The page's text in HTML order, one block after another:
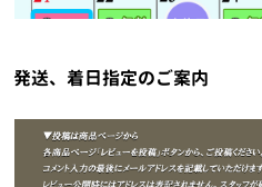
発送、着日指定のご案内